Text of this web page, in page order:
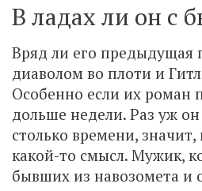
В ладах ли он с
Вряд ли его предыдущая
диаволом во плоти и
Особенно если их роман
дольше недели. Раз уж
столько времени,
какой-то смысл. Мужик,
бывших из навозомета и